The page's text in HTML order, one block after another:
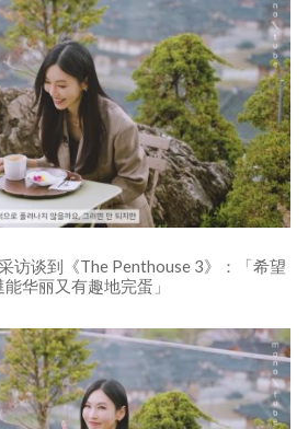
访谈到《The Penthouse 3》：「希望
华丽又有趣地完蛋」